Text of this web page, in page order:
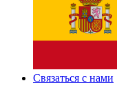
Связаться с нами